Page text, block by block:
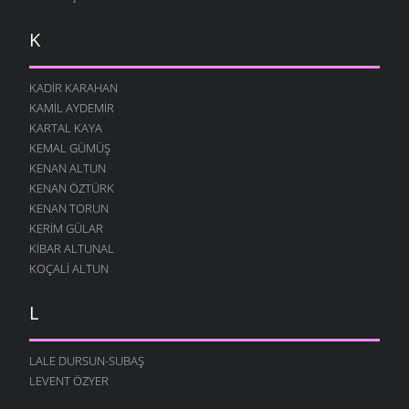
11 AĞUSTOS 2004
TABUT
11 AĞUSTOS 2004
EL ATIN
11 AĞUSTOS 2004
MAHMUT
11 AĞUSTOS 2004
GÖTÜR
11 AĞUSTOS 2004
E HANI
11 AĞUSTOS 2004
AV
11 AĞUSTOS 2004
11 AĞUSTOS 2004
K
KADIR KARAHAN
KAMIL AYDEMIR
KARTAL KAYA
KEMAL GÜMÜŞ
KENAN ALTUN
KENAN ÖZTÜRK
KENAN TORUN
KERIM GÜLAR
KIBAR ALTUNAL
KOÇALI ALTUN
L
LALE DURSUN-SUBAŞ
LEVENT ÖZYER